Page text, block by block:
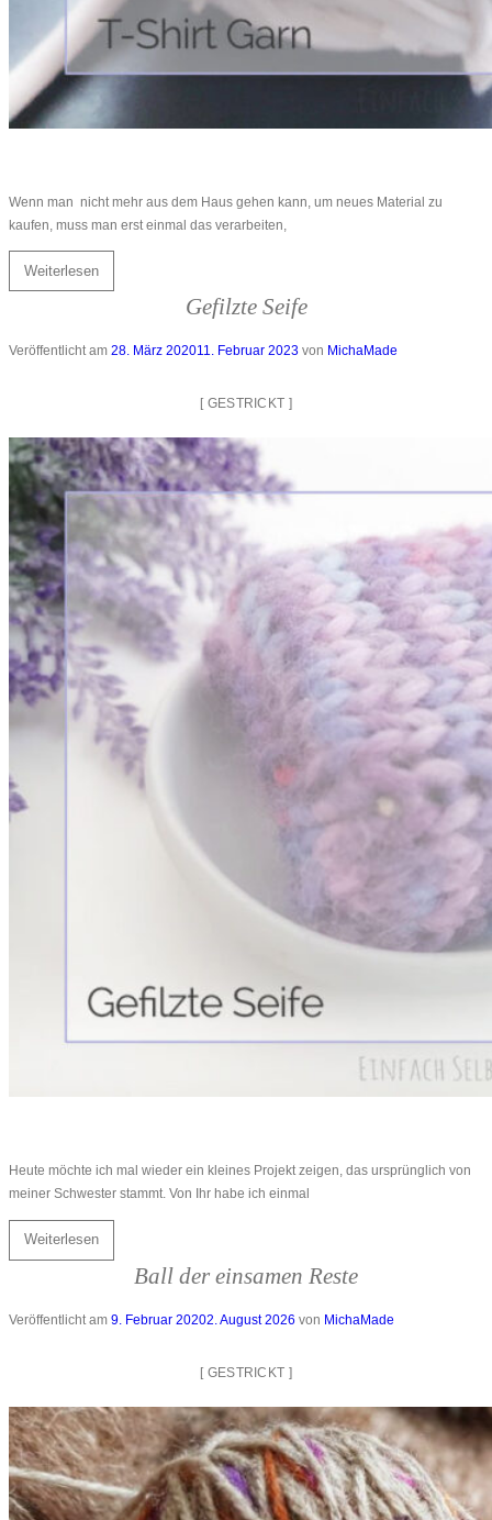
Wenn man nicht mehr aus dem Haus gehen kann, um neues Material zu
kaufen, muss man erst einmal das verarbeiten,
Weiterlesen
Gefilzte Seife
Veröffentlicht am 28. März 202011. Februar 2023 von MichaMade
[ GESTRICKT ]
Heute möchte ich mal wieder ein kleines Projekt zeigen, das ursprünglich von
meiner Schwester stammt. Von Ihr habe ich einmal
Weiterlesen
Ball der einsamen Reste
Veröffentlicht am 9. Februar 20202. August 2026 von MichaMade
[ GESTRICKT ]